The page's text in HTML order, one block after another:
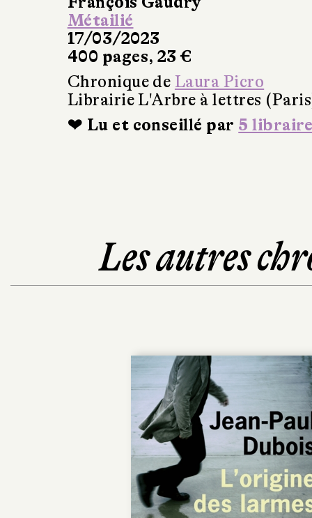
Métailié
17/03/2023
400 pages, 23 €
Chronique de Laura Picro
Librairie L'Arbre à lettres
❤ Lu et conseillé par 5
Les autres